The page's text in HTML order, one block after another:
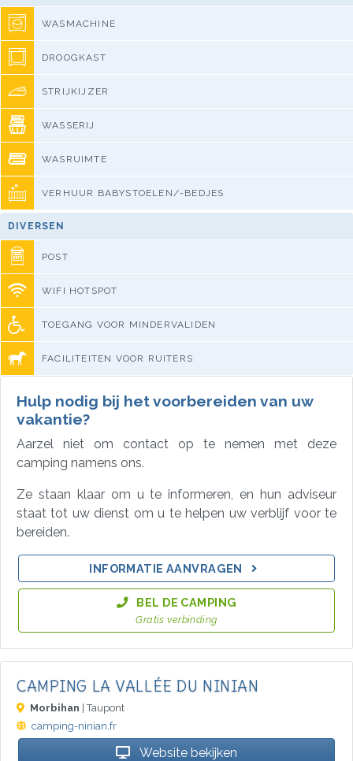
WASMACHINE
DROOGKAST
STRIJKIJZER
WASSERIJ
WASRUIMTE
VERHUUR BABYSTOELEN/-BEDJES
DIVERSEN
POST
WIFI HOTSPOT
TOEGANG VOOR MINDERVALIDEN
FACILITEITEN VOOR RUITERS
Hulp nodig bij het voorbereiden van uw
vakantie?
Aarzel niet om contact op te nemen met deze
camping namens ons.
Ze staan klaar om u te informeren, en hun adviseur
staat tot uw dienst om u te helpen uw verblijf voor te
bereiden.
INFORMATIE AANVRAGEN
BEL DE CAMPING
Gratis verbinding
CAMPING LA VALLÉE DU NINIAN
Morbihan | Taupont
camping-ninian.fr
Website bekijken